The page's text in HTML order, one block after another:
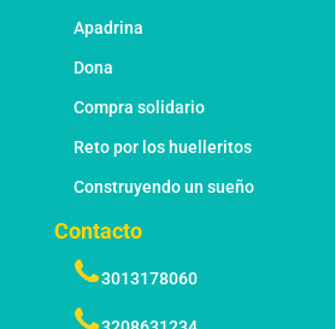
Apadrina
Dona
Compra solidario
Reto por los huelleritos
Construyendo un sueño
Contacto
3013178060